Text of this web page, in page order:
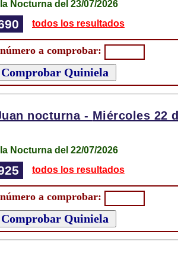
Nocturna del 23/07/2026
todos los resultados
a comprobar:
nocturna - Miércoles 22
Nocturna del 22/07/2026
todos los resultados
a comprobar: